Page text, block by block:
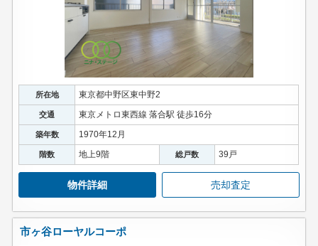
所在地 東京都中野区東中野2
交通 東京メトロ東西線 落合駅 徒歩16分
築年数 1970年12月
階数 地上9階 総戸数 39戸
物件詳細 売却査定
市ヶ谷ローヤルコーポ